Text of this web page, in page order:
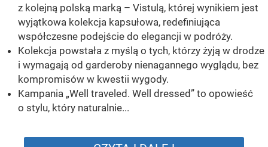
z kolejną polską marką – Vistulą, której wynikiem jest
wyjątkowa kolekcja kapsułowa, redefiniująca
współczesne podejście do elegancji w podróży.
Kolekcja powstała z myślą o tych, którzy żyją w drodze
i wymagają od garderoby nienagannego wyglądu, bez
kompromisów w kwestii wygody.
Kampania „Well traveled. Well dressed” to opowieść
o stylu, który naturalnie...